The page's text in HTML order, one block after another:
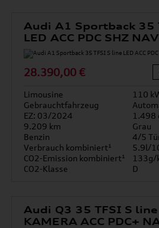
Audi A1 Sportback 35
LED ACC PDC SHZ
28.390,00 €
Limousine
110
Gebrauchtfahrzeug
EZ: 03/2024
1.498
9.209 km
Grau
Benzin
4/5
Verbrauch kombiniert¹
5.9l/
CO2-Emission kombiniert¹
133g/
CO2-Klasse
D
Audi Q3 35 TFSI S line
KAMERA ACC PDC+